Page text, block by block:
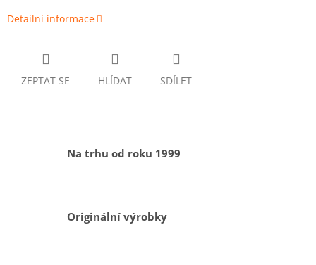
Detailní informace
ZEPTAT SE HLÍDAT SDÍLET
Na trhu od roku 1999
Originální výrobky